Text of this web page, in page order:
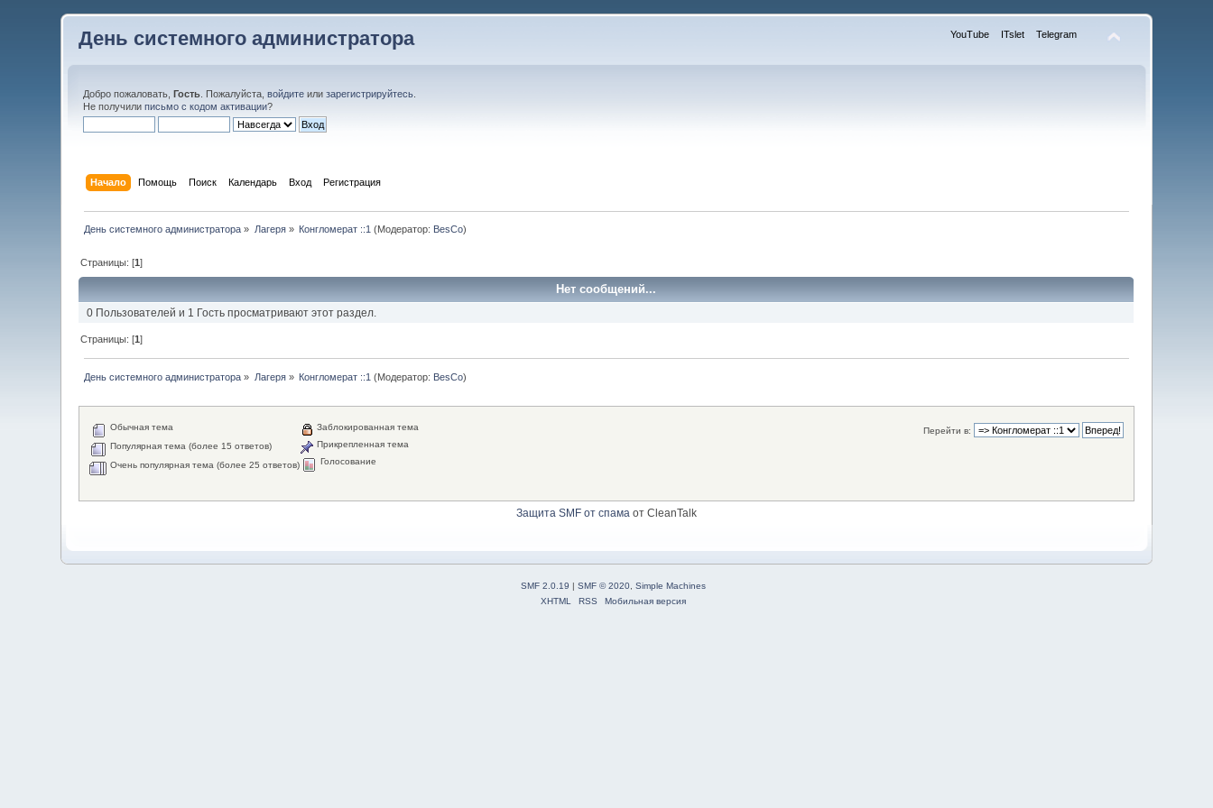
День системного администратора YouTube ITslet Telegram
Добро пожаловать,Гость . Пожалуйста,войдите илизарегистрируйтесь
Не получилиписьмо с кодом активации?
Начало Помощь Поиск Календарь Вход Регистрация
День системного администратора » Лагеря» Конгломерат ::1 (Модератор: BesCo)
Страницы: [1]
Нет сообщений...
0 Пользователей и 1 Гость просматривают этот раздел.
Страницы: [1]
День системного администратора » Лагеря» Конгломерат ::1 (Модератор: BesCo)
Перейти в:
Обычная тема
Популярная тема (более 15 ответов)
Очень популярная тема (более 25 ответов)
Заблокированная тема
Прикрепленная тема
Голосование
Защита SMF от спама от CleanTalk
SMF 2.0.19 | SMF © 2020, Simple Machines
XHTML
RSS Мобильная версия